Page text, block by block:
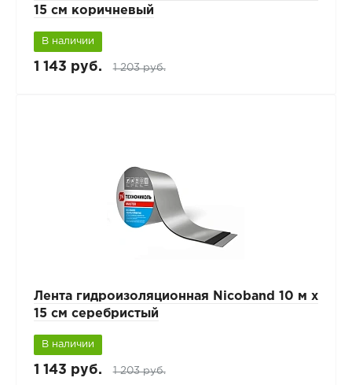
15 см коричневый
В наличии
1 143 руб. 1 203 руб.
Лента гидроизоляционная Nicoband 10 м х
15 см серебристый
В наличии
1 143 руб. 1 203 руб.